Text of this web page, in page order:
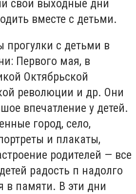
свои выходные дни
вместе с детьми.
прогулки с детьми в
Первого мая, в
Октябрьской
революции и др. Они
впечатление у детей.
город, село,
и плакаты,
родителей — все
радость п надолго
в памяти. В эти дни